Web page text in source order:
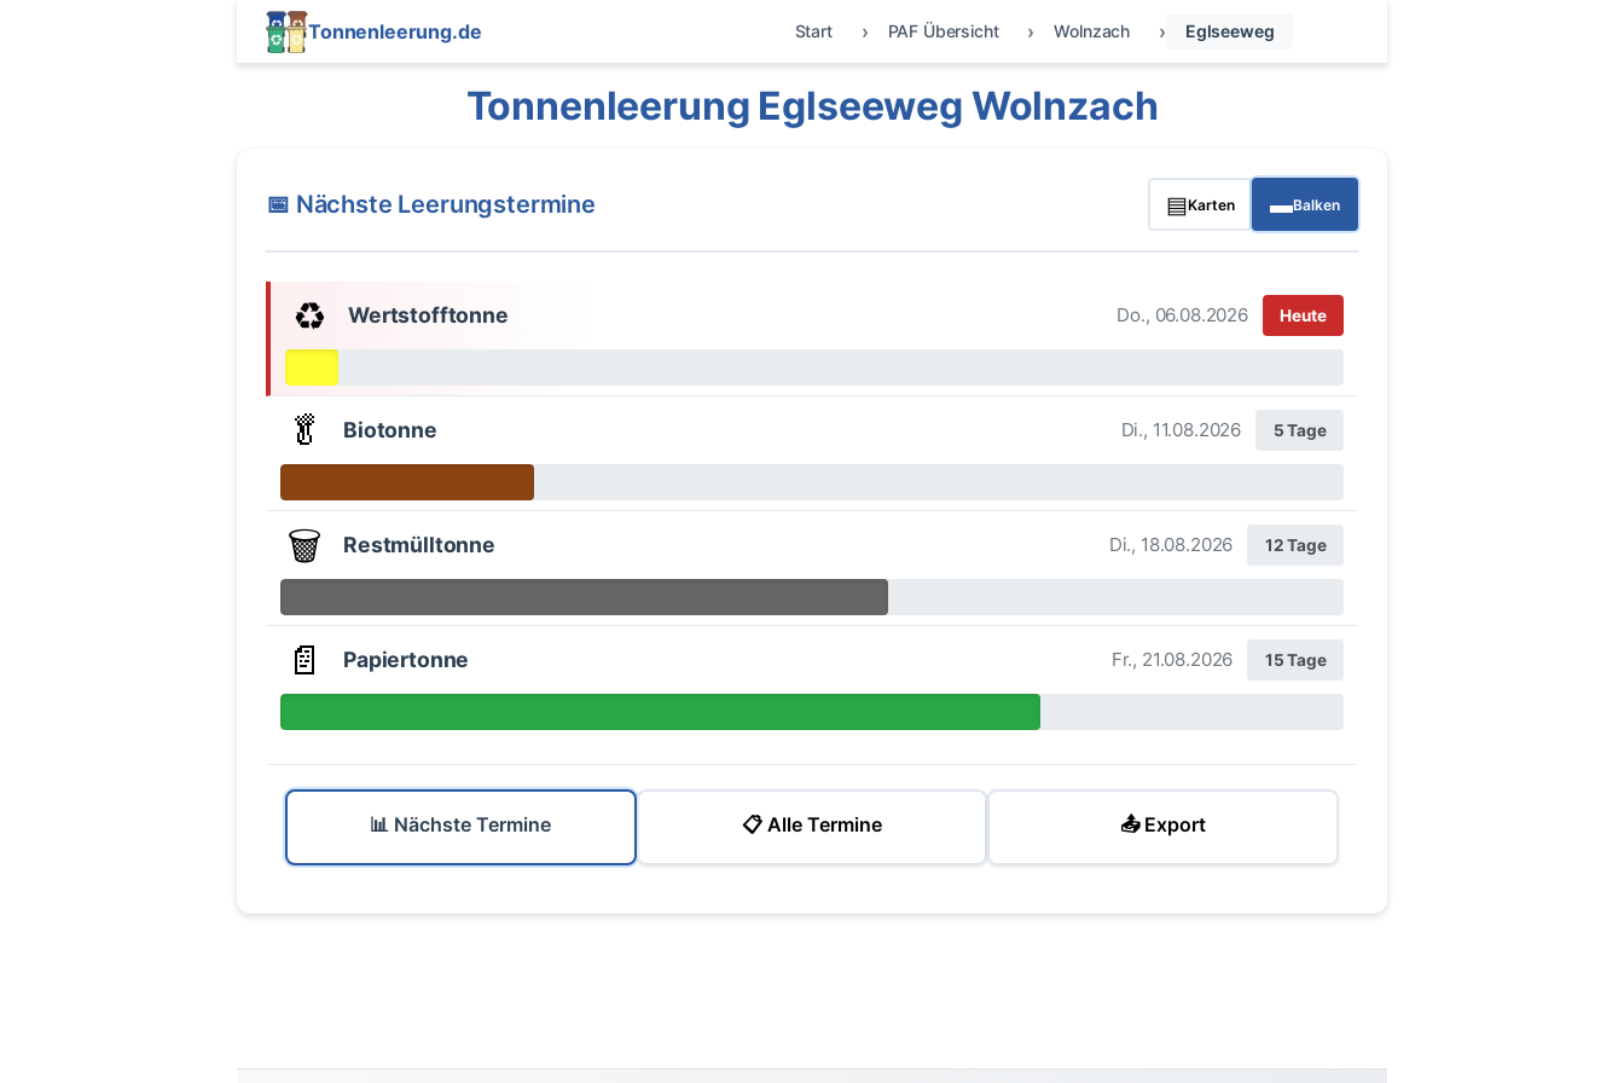
Tonnenleerung.de Start PAF Übersicht Wolnzach Eglseeweg
Tonnenleerung Eglseeweg Wolnzach
📅 Nächste Leerungstermine ▤Karten ▬Balken
♻️ Wertstofftonne Do., 06.08.2026 Heute
🥬 Biotonne Di., 11.08.2026 5 Tage
🗑️ Restmülltonne Di., 18.08.2026 12 Tage
📄 Papiertonne Fr., 21.08.2026 15 Tage
📊 Nächste Termine 📋 Alle Termine 📤 Export